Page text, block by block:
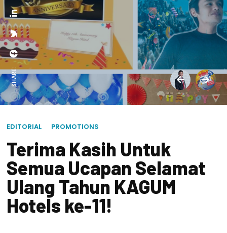
SHARE:
EDITORIAL PROMOTIONS
Terima Kasih Untuk
Semua Ucapan Selamat
Ulang Tahun KAGUM
Hotels ke-11!